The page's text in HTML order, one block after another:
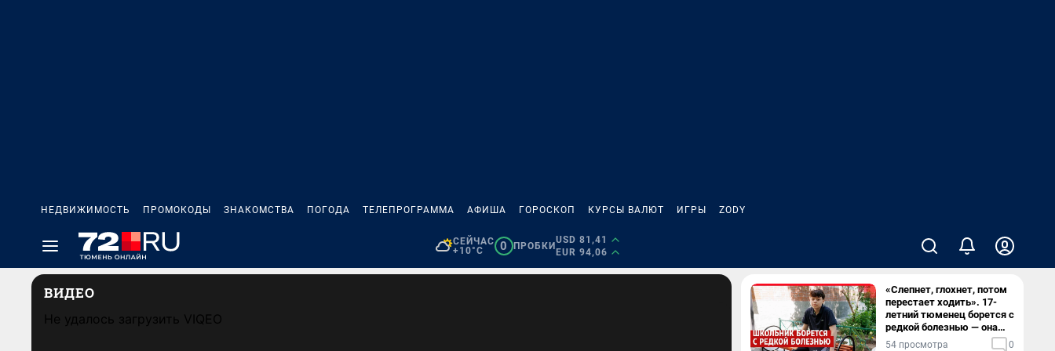
НЕДВИЖИМОСТЬ ПРОМОКОДЫ ЗНАКОМСТВА ПОГОДА ТЕЛЕПРОГРАММА АФИША ГОРОСКОП КУРСЫ ВАЛЮТ ИГРЫ ZODY
СЕЙЧАС
+10°C
0 ПРОБКИ
USD 81,41
EUR 94,06
ВИДЕО
Не удалось загрузить VIQEO
«Слепнет, глохнет, потом
перестает ходить». 17-
летний тюменец борется с
редкой болезнью — она
разрушает мозг
54 просмотра 0